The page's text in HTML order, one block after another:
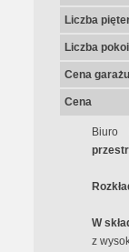
Liczba
Liczba pokoi
Cena garażu
Cena
Biuro
W
z